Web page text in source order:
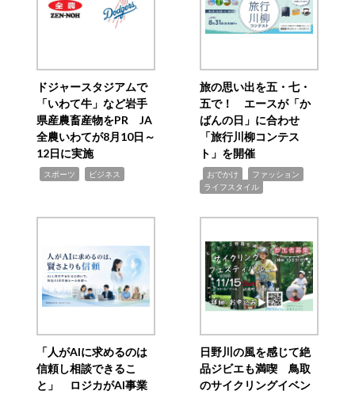
ドジャースタジアムで
「いわて牛」など岩手
県産農畜産物をPR JA
全農いわてが8月10日～
12日に実施
スポーツ ビジネス
旅の思い出を五・七・
五で！ エースが「か
ばんの日」に合わせ
「旅行川柳コンテス
ト」を開催
おでかけ ファッション
ライフスタイル
「人がAIに求めるのは
信頼し相談できるこ
と」 ロジカがAI事業
日野川の風を感じて絶
品ジビエも満喫 鳥取
のサイクリングイベン